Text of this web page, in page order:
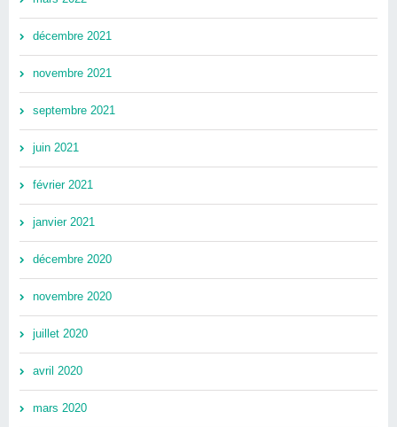
décembre 2021
novembre 2021
septembre 2021
juin 2021
février 2021
janvier 2021
décembre 2020
novembre 2020
juillet 2020
avril 2020
mars 2020